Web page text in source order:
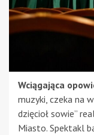
Wciągająca
muzyki, czeka na
dzięcioł sowie”
Miasto. Spektakl